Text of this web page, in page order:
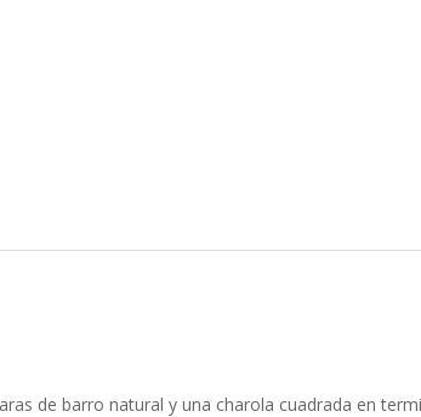
de barro natural y una charola cuadrada en